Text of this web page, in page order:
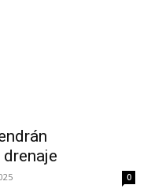
0